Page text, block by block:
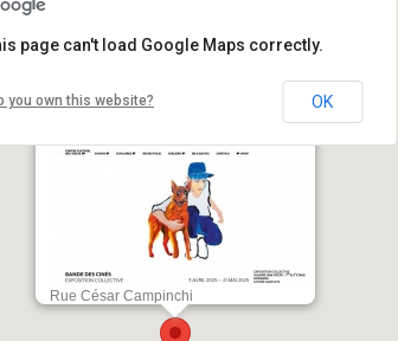
BD à Bastia 2025 / Exposition
collective "Bande des Cinés"-
Rue César Campinchi
page can't load Google Maps correctly.
you own this website? OK